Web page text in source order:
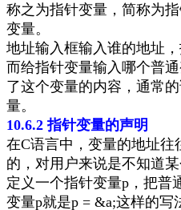
称之为指针变量，简称为
变量。
地址输入框输入谁的地址
而给指针变量输入哪个普
了这个变量的内容，通常
量。
10.6.2指针变量的声明
在C语言中，变量的地址往
的，对用户来说是不知道
定义一个指针变量p ，把普
变量p就是p = &a;这样的写